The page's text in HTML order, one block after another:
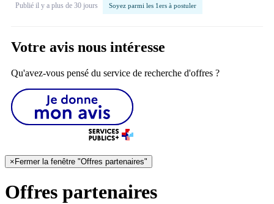
Publié il y a plus de 30 jours Soyez parmi les 1ers à postuler
Votre avis nous intéresse
Qu'avez-vous pensé du service de recherche d'offres ?
× Fermer la fenêtre "Offres partenaires"
Offres partenaires